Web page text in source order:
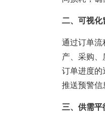
二、可视化
通过订单流
产、采购
订单进度的
推送预警信
三、供需